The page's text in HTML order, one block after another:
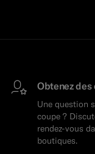
Obtenez
Une question
coupe ?
rendez-vous
boutiques.